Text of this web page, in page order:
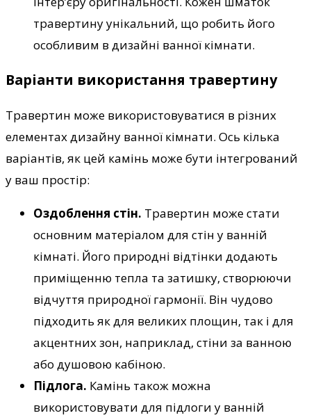
травертину унікальний, що робить його
особливим в дизайні ванної кімнати.
Варіанти використання травертину
Травертин може використовуватися в різних
елементах дизайну ванної кімнати. Ось кілька
варіантів, як цей камінь може бути інтегрований
у ваш простір:
Оздоблення стін. Травертин може стати
основним матеріалом для стін у ванній
кімнаті. Його природні відтінки додають
приміщенню тепла та затишку, створюючи
відчуття природної гармонії. Він чудово
підходить як для великих площин, так і для
акцентних зон, наприклад, стіни за ванною
або душовою кабіною.
Підлога. Камінь також можна
використовувати для підлоги у ванній